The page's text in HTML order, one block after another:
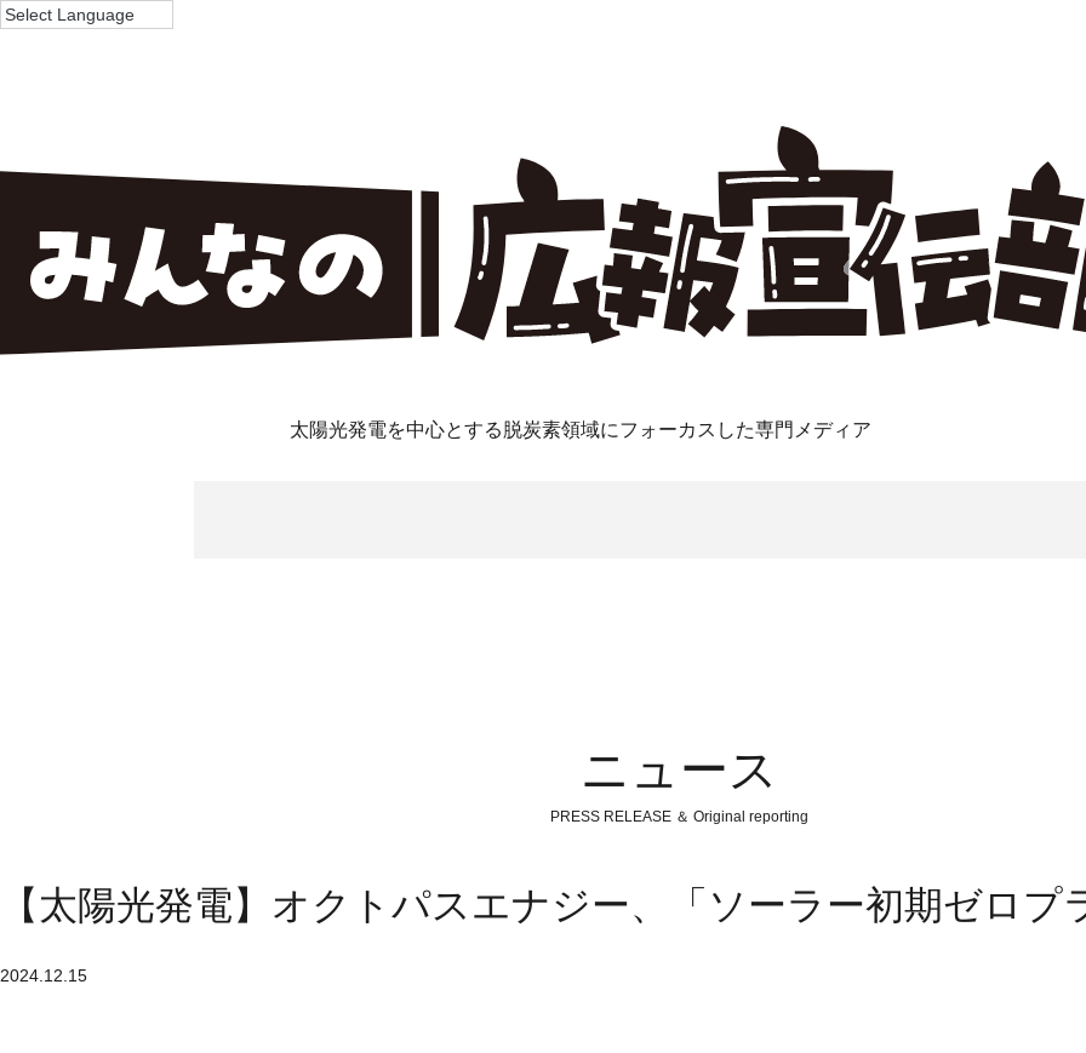
太陽光発電を中心とする脱炭素領域にフォーカスした専門メディア
ニュース
PRESS RELEASE ＆ Original reporting
【太陽光発電】オクトパスエナジー、「ソーラー初期ゼロプ
2024.12.15